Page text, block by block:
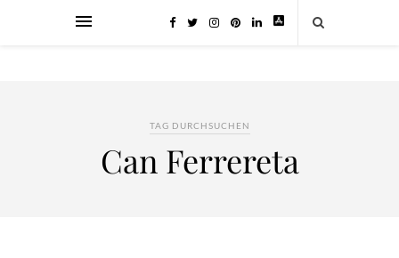
TAG DURCHSUCHEN
Can Ferrereta